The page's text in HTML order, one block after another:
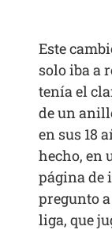
Este
solo iba a
tenía el
de un
en sus 18
hecho, en
página de
pregunto
liga, que